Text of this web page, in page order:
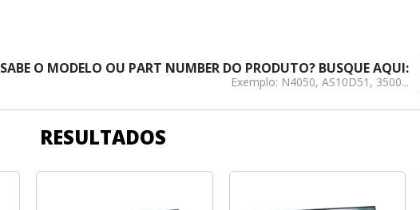
SABE O MODELO OU PART NUMBER DO PRODUTO? BUSQUE AQUI:
Exemplo: N4050, AS10D51, 3500...
RESULTADOS